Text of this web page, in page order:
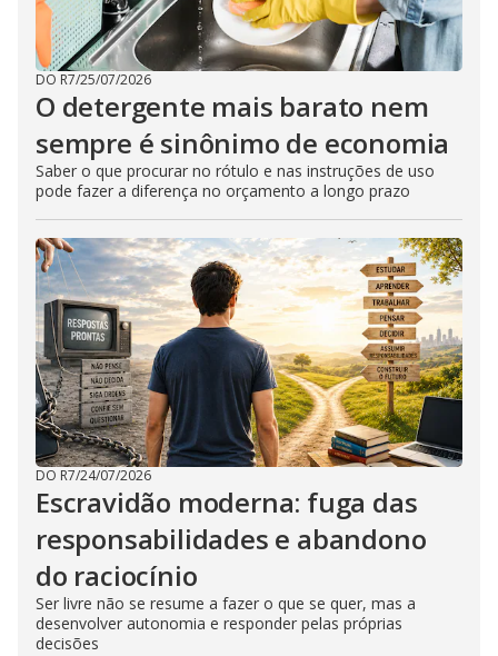
DO R7/25/07/2026
O detergente mais barato nem
sempre é sinônimo de economia
Saber o que procurar no rótulo e nas instruções de uso
pode fazer a diferença no orçamento a longo prazo
DO R7/24/07/2026
Escravidão moderna: fuga das
responsabilidades e abandono
do raciocínio
Ser livre não se resume a fazer o que se quer, mas a
desenvolver autonomia e responder pelas próprias
decisões